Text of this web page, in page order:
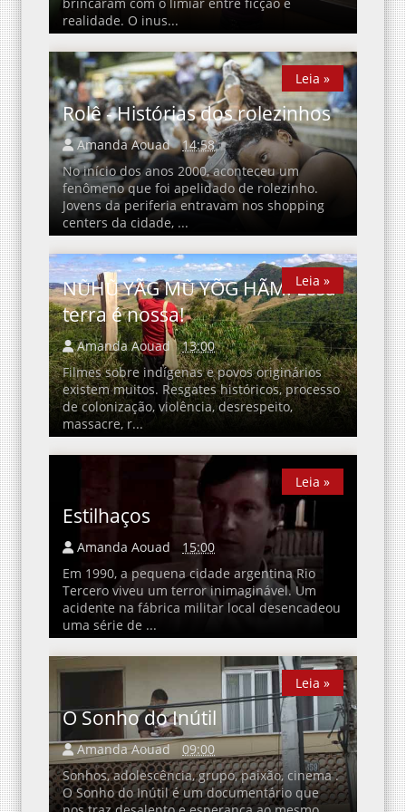
brincaram com o limiar entre ficção e
realidade. O inus...
Rolê - Histórias dos rolezinhos
Amanda Aouad
14:58
No início dos anos 2000, aconteceu um
fenômeno que foi apelidado de rolezinho.
Jovens da periferia entravam nos shopping
centers da cidade, ...
Leia »
Leia »
NŨHŨ YÃG MŨ YÕG HÃM: Essa
terra é nossa!
Amanda Aouad
13:00
Filmes sobre indígenas e povos originários
existem muitos. Resgates históricos, processo
de colonização, violência, desrespeito,
massacre, r...
Leia »
Leia »
Estilhaços
Amanda Aouad
15:00
Em 1990, a pequena cidade argentina Rio
Tercero viveu um terror inimaginável. Um
acidente na fábrica militar local desencadeou
uma série de ...
Leia »
Leia »
O Sonho do Inútil
Amanda Aouad
09:00
Sonhos, adolescência, grupo, paixão, cinema .
O Sonho do Inútil é um documentário que
Leia »
Leia »